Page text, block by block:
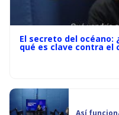
El secreto del océano:
qué es clave contra el
Así